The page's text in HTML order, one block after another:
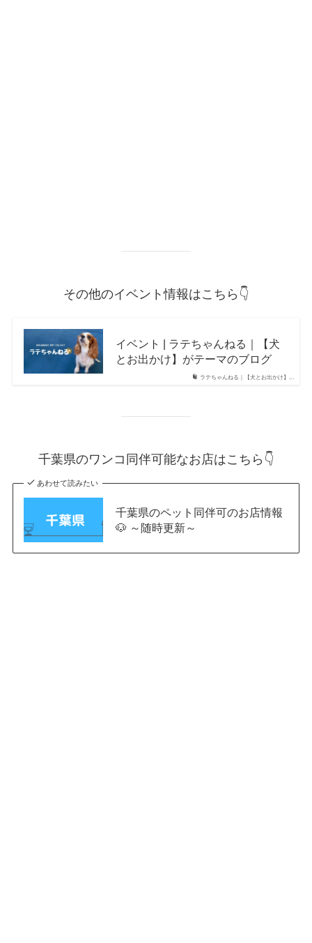
その他のイベント情報はこちら👇
ラテちゃんねる｜【犬とお出かけ】...
イベント | ラテちゃんねる｜【犬
とお出かけ】がテーマのブログ
千葉県のワンコ同伴可能なお店はこちら👇
あわせて読みたい
千葉県のペット同伴可のお店情報
🐶 ～随時更新～